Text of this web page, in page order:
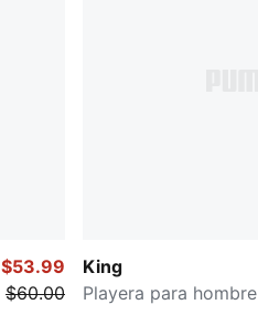
$53.99
$60.00
King
Playera para hombre